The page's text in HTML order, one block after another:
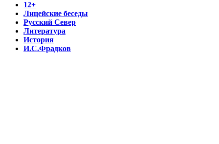
12+
Лицейские беседы
Русский Север
Литература
История
И.С.Фрадков